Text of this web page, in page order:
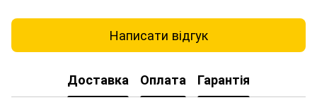
Написати відгук
Доставка Оплата Гарантія